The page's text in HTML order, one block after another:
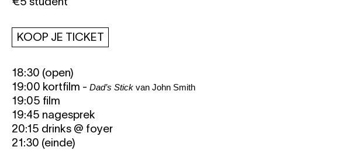
KOOP JE TICKET
18:30 (open)
19:00 kortfilm - Dad’s Stick van John Smith
19:05 film
19:45 nagesprek
20:15 drinks @ foyer
21:30 (einde)